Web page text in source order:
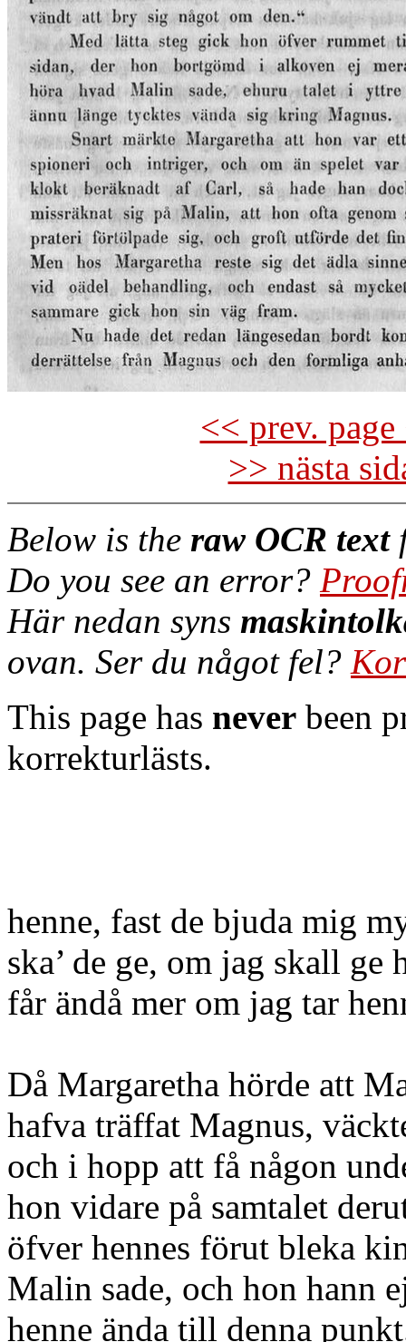
<< prev.
>> nästa
Below is the raw OCR text
Do you see an error?
Här nedan syns
ovan. Ser du något fel?
This page has never been
korrekturlästs.
henne, fast de bjuda mig
ska’ de ge, om jag skall ge
får ändå mer om jag tar
Då Margaretha hörde att
hafva träffat Magnus,
och i hopp att få någon
hon vidare på samtalet
öfver hennes förut bleka
Malin sade, och hon hann
henne ända till denna